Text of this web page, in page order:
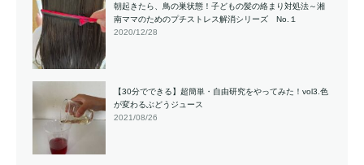
朝起きたら、鳥の巣状態！子どもの髪の絡まり対処法～湘
南ママのためのプチストレス解消シリーズ No.１
2020/12/28
【30分でできる】超簡単・自由研究をやってみた！vol3.色
が変わるぶどうジュース
2021/08/26